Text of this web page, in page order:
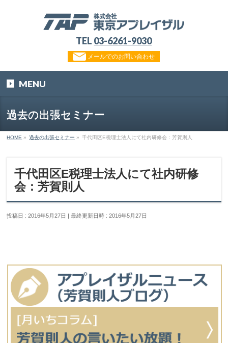
TEL 03-6261-9030
メールでのお問い合わせ
MENU
過去の出張セミナー
HOME » 過去の出張セミナー » 千代田区E税理士法人にて社内研修会：芳賀則人
千代田区E税理士法人にて社内研修
会：芳賀則人
投稿日 : 2016年5月27日 最終更新日時 : 2016年5月27日